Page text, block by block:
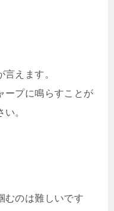
えます。
ープに鳴らすことが
。
むのは難しいです